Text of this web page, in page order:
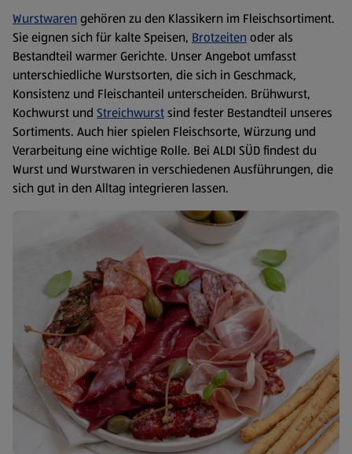
Wurstwaren gehören zu den Klassikern im Fleischsortiment.
Sie eignen sich für kalte Speisen, Brotzeiten oder als
Bestandteil warmer Gerichte. Unser Angebot umfasst
unterschiedliche Wurstsorten, die sich in Geschmack,
Konsistenz und Fleischanteil unterscheiden. Brühwurst,
Kochwurst und Streichwurstsind fester Bestandteil unseres
Sortiments. Auch hier spielen Fleischsorte, Würzung und
Verarbeitung eine wichtige Rolle. Bei ALDI SÜD findest du
Wurst und Wurstwaren in verschiedenen Ausführungen, die
sich gut in den Alltag integrieren lassen.